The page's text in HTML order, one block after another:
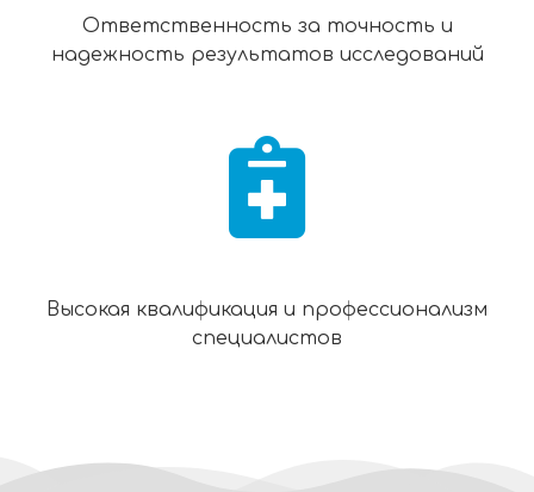
Ответственность за точность и
надежность результатов исследований
Высокая квалификация и профессионализм
специалистов